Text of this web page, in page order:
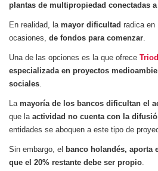
plantas de multipropiedad conectadas a
En realidad, la mayor dificultad radica en
ocasiones, de fondos para comenzar.
Una de las opciones es la que ofrece
especializada en proyectos
sociales.
La mayoría de los bancos dificultan el
que la actividad no cuenta con la
entidades se aboquen a este tipo de
Sin embargo, el banco holandés, aporta
que el 20% restante debe ser propio.